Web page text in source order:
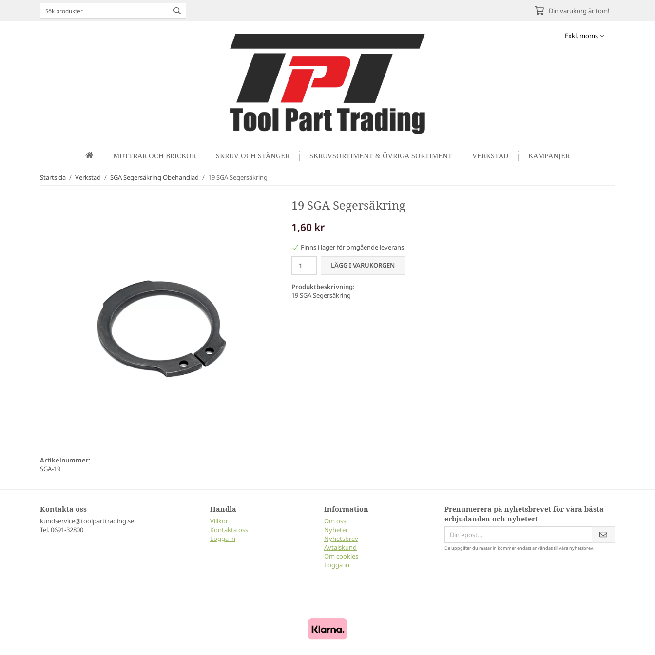
Din varukorg är tom!
MUTTRAR OCH BRICKOR SKRUV OCH STÄNGER SKRUVSORTIMENT & ÖVRIGA SORTIMENT VERKSTAD KAMPANJER
Startsida / Verkstad / SGA Segersäkring Obehandlad / 19 SGA Segersäkring
19 SGA Segersäkring
1,60 kr
Finns i lager för omgående leverans
LÄGG I VARUKORGEN
Produktbeskrivning:
19 SGA Segersäkring
Artikelnummer:
SGA-19
Kontakta oss
kundservice@toolparttrading.se
Tel. 0691-32800
Handla
Villkor
Kontakta oss
Logga in
Information
Om oss
Nyheter
Nyhetsbrev
Avtalskund
Om cookies
Logga in
Prenumerera på nyhetsbrevet för våra bästa
erbjudanden och nyheter!
De uppgifter du matar in kommer endast användas till våra nyhetsbrev.